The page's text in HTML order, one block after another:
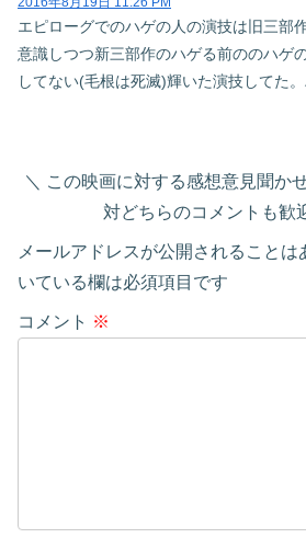
エピローグでのハゲの人の演技は旧三部
意識しつつ新三部作のハゲる前ののハゲ
してない(毛根は死滅)輝いた演技してた。
この映画に対する感想意見聞か
対どちらのコメントも歓
メールアドレスが公開されることは
いている欄は必須項目です
コメント ※